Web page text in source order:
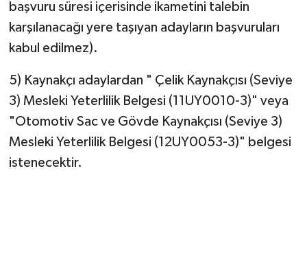
başvuru süresi içerisinde ikametini talebin
karşılanacağı yere taşıyan adayların başvuruları
kabul edilmez).
5) Kaynakçı adaylardan " Çelik Kaynakçısı (Seviye
3) Mesleki Yeterlilik Belgesi (11UY0010-3)" veya
"Otomotiv Sac ve Gövde Kaynakçısı (Seviye 3)
Mesleki Yeterlilik Belgesi (12UY0053-3)" belgesi
istenecektir.